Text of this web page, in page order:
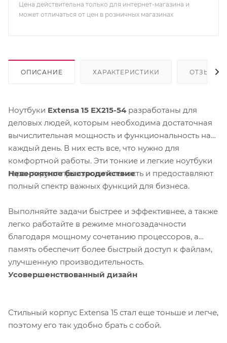
Цена действительна только для интернет-магазина и
может отличаться от цен в розничных магазинах
ОПИСАНИЕ ХАРАКТЕРИСТИКИ ОТЗЫВЫ
Ноутбуки Extensa 15 EX215-54 разработаны для
деловых людей, которым необходима достаточная
вычислительная мощность и функциональность на
каждый день. В них есть все, что нужно для
комфортной работы. Эти тонкие и легкие ноутбуки
гарантируют производительность и предоставляют
полный спектр важных функций для бизнеса.
Невероятное быстродействие
Выполняйте задачи быстрее и эффективнее, а также
легко работайте в режиме многозадачности
благодаря мощному сочетанию процессоров, а
память обеспечит более быстрый доступ к файлам,
улучшенную производительность.
Усовершенствованный дизайн
Стильный корпус Extensa 15 стал еще тоньше и легче,
поэтому его так удобно брать с собой.